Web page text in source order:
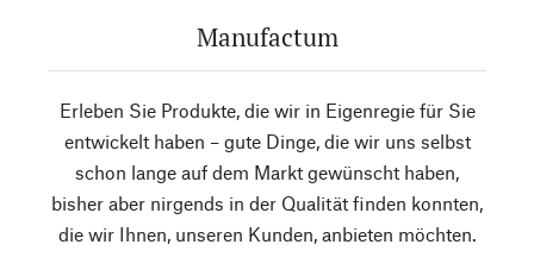
Manufactum
Erleben Sie Produkte, die wir in Eigenregie für Sie
entwickelt haben – gute Dinge, die wir uns selbst
schon lange auf dem Markt gewünscht haben,
bisher aber nirgends in der Qualität finden konnten,
die wir Ihnen, unseren Kunden, anbieten möchten.